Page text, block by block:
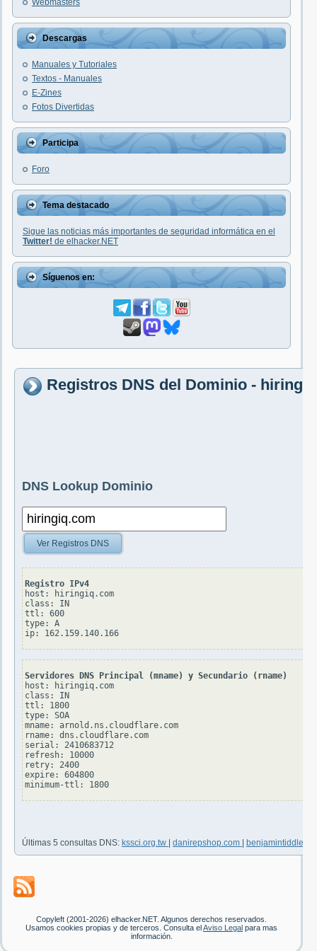
Webmasters
Descargas
Manuales y Tutoriales
Textos - Manuales
E-Zines
Fotos Divertidas
Participa
Foro
Tema destacado
Sigue las noticias más importantes de seguridad informática en el
Twitter! de elhacker.NET
Síguenos en:
Registros DNS del Dominio -
DNS Lookup Dominio
Ver Registros DNS
Registro IPv4
host: hiringiq.com
class: IN
ttl: 600
type: A
Servidores DNS Principal (mname) y Secundario (rname)
host: hiringiq.com
class: IN
ttl: 1800
type: SOA
mname: arnold.ns.cloudflare.com
rname: dns.cloudflare.com
serial: 2410683712
refresh: 10000
retry: 2400
expire: 604800
Últimas 5 consultas DNS: kssci.org.tw danirepshop.com
Copyleft (2001-2026) elhacker.NET. Algunos derechos reservados.
Usamos cookies propias y de terceros. Consulta el Aviso Legal para mas
información.